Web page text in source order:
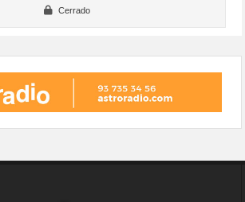
Cerrado